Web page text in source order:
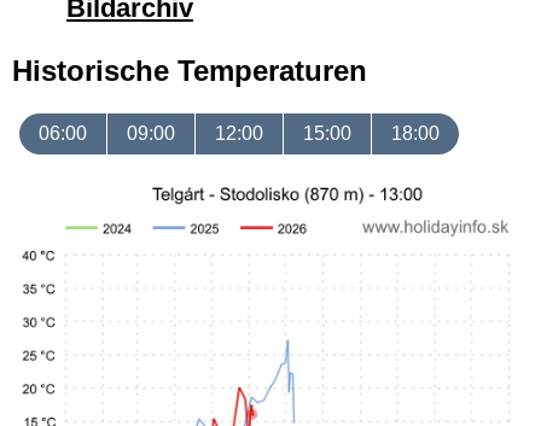
Bildarchiv
Historische Temperaturen
06:00 09:00 12:00 15:00 18:00